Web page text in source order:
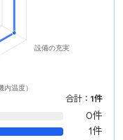
合計： 1件
0件
1件